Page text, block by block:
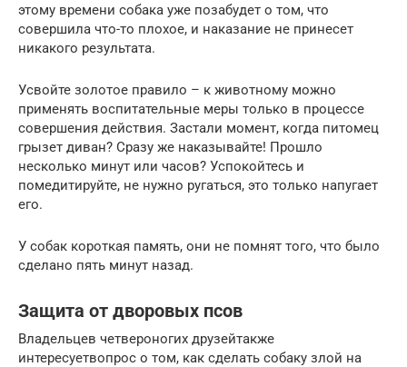
этому времени собака уже позабудет о том, что
совершила что-то плохое, и наказание не принесет
никакого результата.
Усвойте золотое правило – к животному можно
применять воспитательные меры только в процессе
совершения действия. Застали момент, когда питомец
грызет диван? Сразу же наказывайте! Прошло
несколько минут или часов? Успокойтесь и
помедитируйте, не нужно ругаться, это только напугает
его.
У собак короткая память, они не помнят того, что было
сделано пять минут назад.
Защита от дворовых псов
Владельцев четвероногих друзейтакже
интересуетвопрос о том, как сделать собаку злой на